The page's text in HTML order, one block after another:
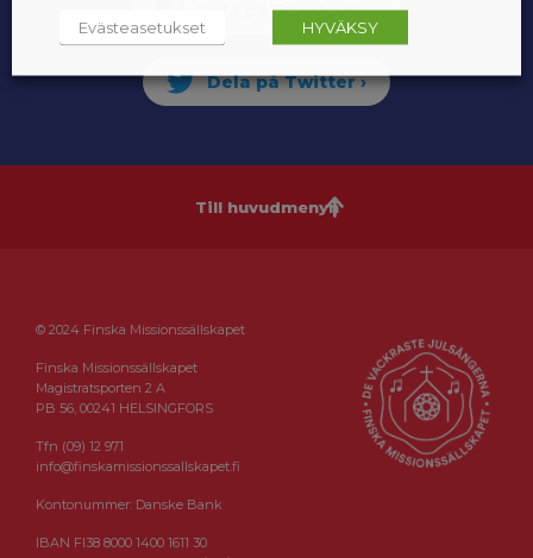
Till huvudmenyn
© 2024 Finska Missionssällskapet
Finska Missionssällskapet
Magistratsporten 2 A
PB 56, 00241 HELSINGFORS
Tfn (09) 12 971
info@finskamissionssallskapet.fi
Kontonummer: Danske Bank
IBAN FI38 8000 1400 1611 30
Evästeasetukset HYVÄKSY